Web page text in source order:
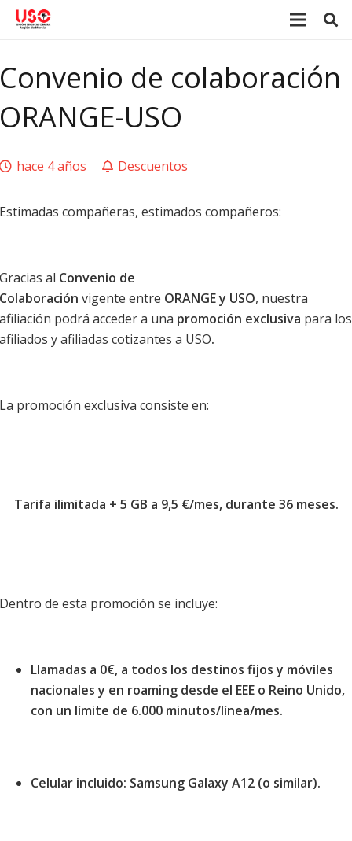
Convenio de colaboración
ORANGE-USO
hace 4 años Descuentos
Estimadas compañeras, estimados compañeros:
Gracias al Convenio de
Colaboración vigente entre ORANGE y USO, nuestra
afiliación podrá acceder a una promoción exclusiva para los
afiliados y afiliadas cotizantes a USO.
La promoción exclusiva consiste en:
Tarifa ilimitada + 5 GB a 9,5 €/mes, durante 36 meses.
Dentro de esta promoción se incluye:
Llamadas a 0€, a todos los destinos fijos y móviles
nacionales y en roaming desde el EEE o Reino Unido,
con un límite de 6.000 minutos/línea/mes.
Celular incluido: Samsung Galaxy A12 (o similar).